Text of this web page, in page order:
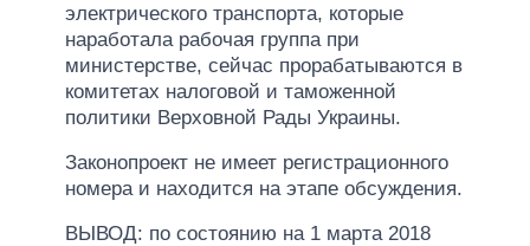
электрического транспорта, которые
наработала рабочая группа при
министерстве, сейчас прорабатываются в
комитетах налоговой и таможенной
политики Верховной Рады Украины.
Законопроект не имеет регистрационного
номера и находится на этапе обсуждения.
ВЫВОД: по состоянию на 1 марта 2018